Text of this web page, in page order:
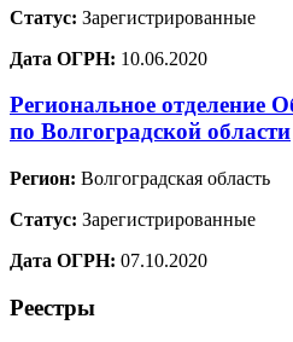
Статус: Зарегистрированные
Дата ОГРН: 10.06.2020
Региональное отделение
по Волгоградской области
Регион: Волгоградская область
Статус: Зарегистрированные
Дата ОГРН: 07.10.2020
Реестры